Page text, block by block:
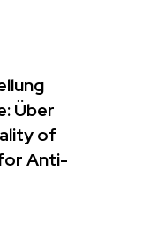
Über
of
Anti-